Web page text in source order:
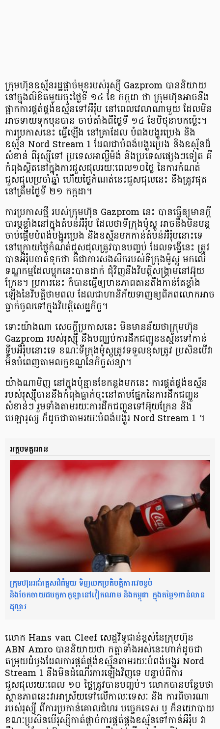
ក្រុមហ៊ុនឧស្ម័នរដ្ឋផ្ដាច់មុខរបស់រុស្ស៊ី Gazprom បាននិយាយ
នៅក្នុងលិខិតមួយចុះថ្ងៃទី ១៤ ខែ កក្កដា ថា ក្រុមហ៊ុនអាចនឹង
ផ្អាកការផ្គត់ផ្គង់ឧស្ម័នទៅអឺរ៉ុប នៅពេលវេលាណាមួយ ដែលមិន
អាចទាយទុកមុនបាន ចាប់តាំងពីថ្ងៃទី ១៤ ខែមិថុនាមកម្ល៉េះ។
ការប្រកាសនេះ ធ្វើឡើង នៅគ្រាដែល បំពងបង្ហូរប្រេង និង
ឧស្ម័ន Nord Stream 1 ដែលជាបំពង់បង្ហូរប្រេង និងឧស្ម័នដ៏
សំខាន់ ពីរុស្ស៊ីទៅ ប្រទេសអាល្លឺម៉ង់ និងប្រទេសផ្សេងៗទៀត គឺ
កំពុងស្ថិតនៅក្នុងការជួសជុលរយៈពេល១០ថ្ងៃ នៃការកំណត់
ជួសជុលប្រចាំឆ្នាំ ហើយថ្ងៃកំណត់នេះជួសជុលនេះ នឹងត្រូវផុត
នៅត្រឹមថ្ងៃទី ២១ កក្កដា។
ការប្រកាសថ្មី របស់ក្រុមហ៊ុន Gazprom នេះ បានធ្វើឲ្យមានក្ដី
បារម្ភខ្លាំងនៅក្នុងតំបន់អឺរ៉ុប ដែលថាទីក្រុងម៉ូស្គូ អាចនឹងមិនបន្ដ
ចាប់ផ្ដើមបំពង់បង្ហូរប្រេង និងឧស្ម័នមកកាន់តំបន់អឺរ៉ុបនោះទេ
នៅក្រោយថ្ងៃកំណត់ជួសជុលត្រូវបានបញ្ចប់ ដែលទង្វើនេះ ត្រូវ
បានអឺរ៉ុបចាត់ទុកថា គឺជាការសងសឹករបស់ទីក្រុងម៉ូស្គូ មកលើ
ទណ្ឌកម្មដែលប្លុកនេះបានដាក់ ជុំវិញនឹងវិបត្តិសង្គ្រាមនៅអ៊ុយ
ក្រែន។ ប្រការនេះ ក៏បានធ្វើឲ្យមានភាពតានតឹងកាន់តែខ្លាំង
ឡើងនៃវិបត្តិថាមពល ដែលជាហានិភ័យទាញឲ្យពិភពលោកអាច
ធ្លាក់ចូលទៅក្នុងវិបត្តិសេដ្ឋកិច្ច។
ទោះយ៉ាងណា សេចក្តីប្រកាសនេះ មិនមានន័យថាក្រុមហ៊ុន
Gazprom របស់រុស្ស៊ី នឹងបញ្ឈប់ការដឹកជញ្ជូនឧស្ម័នទៅកាន់
ទ្វីបអឺរ៉ុបនោះទេ ខណៈទីក្រុងម៉ូស្គូត្រូវទទួលខុសត្រូវ ប្រសិនបើវា
មិនបំពេញតាមលក្ខខណ្ឌនៃកិច្ចសន្យា។
យ៉ាងណាមិញ នៅក្នុងប៉ុន្មានខែកន្លងមកនេះ ការផ្គត់ផ្គង់ឧស្ម័ន
របស់រុស្ស៊ីបាននឹងកំពុងធ្លាក់ចុះនៅតាមផ្នែកនៃការដឹកជញ្ចួន
សំខាន់ៗ រួមទាំងតាមរយៈការដឹកជញ្ចួនទៅអ៊ុយក្រែន និង
បេឡារុស្ស ក៏ដូចជាតាមរយៈបំពង់បង្ហូរ Nord Stream 1 ។
អត្ថបទគួរអាន
ក្រុមហ៊ុនអង់គ្លេសដ៏ធំមួយ ទិញយកប្រតិបត្តិការវេចខ្ចប់
និងចែកចាយដបកូកាកូឡានៅវៀតណាម និងកម្ពុជា ក្នុងតម្លៃ១ពាន់លាន
ដុល្លារ
លោក Hans van Cleef សេដ្ឋវិទូជាន់ខ្ពស់នៃក្រុមហ៊ុន
ABN Amro បាននិយាយថា កត្តាទាំងអស់នេះហាក់ដូចជា
តម្រុយដំបូងដែលការផ្គត់ផ្គង់ឧស្ម័នតាមរយៈបំពង់បង្ហូរ Nord
Stream 1 នឹងមិនដំណើរការឡើងវិញទេ បន្ទាប់ពីការ
ជួសជុលរយៈពេល ១០ ថ្ងៃត្រូវបានបញ្ចប់។ លោកបានបន្ថែមថា
ស្ថានភាពនេះវាអាស្រ័យទៅលើកាលៈទេសៈ និង ការពិចារណា
របស់រុស្ស៊ី ពីការប្រកាន់គោលជំហរ បច្ចេកទេស ឬ ក៏នយោបាយ
ខណៈប្រសិនបើរុស្ស៊ីកាត់ផ្តាច់ការផ្គត់ផ្គងឧស្ម័នទៅកាន់អឺរ៉ុប វា